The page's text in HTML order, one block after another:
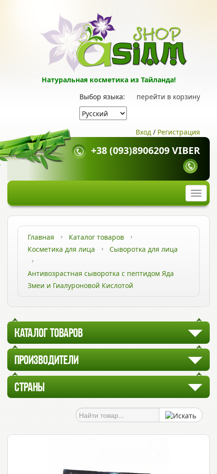
Натуральная косметика из Тайланда!
перейти в корзину
Выбор языка:
Вход / Регистрация
+38 (093)8906209 VIBER
Главная
Каталог товаров
Косметика для лица
Сыворотка для лица
Антивозрастная сыворотка с пептидом Яда
Змеи и Гиалуроновой Кислотой
КАТАЛОГ ТОВАРОВ
ПРОИЗВОДИТЕЛИ
СТРАНЫ